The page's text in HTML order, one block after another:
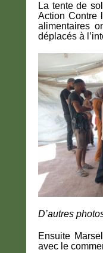
La tente de
Action Contre
alimentaires
déplacés à
D’autres
Ensuite
avec le